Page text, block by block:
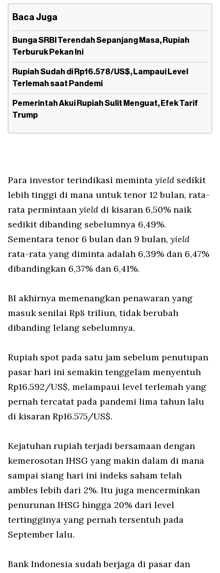
Baca Juga
Bunga SRBI Terendah Sepanjang Masa, Rupiah
Terburuk Pekan Ini
Rupiah Sudah di Rp16.578/US$, Lampaui Level
Terlemah saat Pandemi
Pemerintah Akui Rupiah Sulit Menguat, Efek Tarif
Trump
Para investor terindikasi meminta yield sedikit
lebih tinggi di mana untuk tenor 12 bulan, rata-
rata permintaan yield di kisaran 6,50% naik
sedikit dibanding sebelumnya 6,49%.
Sementara tenor 6 bulan dan 9 bulan, yield
rata-rata yang diminta adalah 6,39% dan 6,47%
dibandingkan 6,37% dan 6,41%.
BI akhirnya memenangkan penawaran yang
masuk senilai Rp8 triliun, tidak berubah
dibanding lelang sebelumnya.
Rupiah spot pada satu jam sebelum penutupan
pasar hari ini semakin tenggelam menyentuh
Rp16.592/US$, melampaui level terlemah yang
pernah tercatat pada pandemi lima tahun lalu
di kisaran Rp16.575/US$.
Kejatuhan rupiah terjadi bersamaan dengan
kemerosotan IHSG yang makin dalam di mana
sampai siang hari ini indeks saham telah
ambles lebih dari 2%. Itu juga mencerminkan
penurunan IHSG hingga 20% dari level
tertingginya yang pernah tersentuh pada
September lalu.
Bank Indonesia sudah berjaga di pasar dan